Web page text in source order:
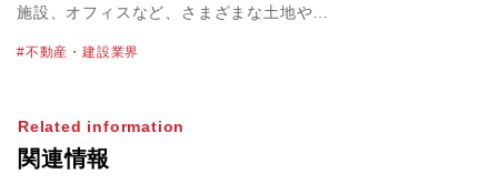
施設、オフィスなど、さまざまな土地や建
単価は高く、必然的に大きな案件を扱うこ
職で不動産業界を目指すにあたって、仕事
内容や必要なスキルを正しく知っておきた
不動産・建設業界
Related information
関連情報